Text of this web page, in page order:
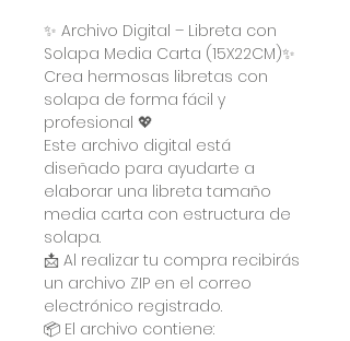
✨ Archivo Digital – Libreta con
Solapa Media Carta (15X22CM)✨
Crea hermosas libretas con
solapa de forma fácil y
profesional 💖
Este archivo digital está
diseñado para ayudarte a
elaborar una libreta tamaño
media carta con estructura de
solapa.
📩 Al realizar tu compra recibirás
un archivo ZIP en el correo
electrónico registrado.
📦 El archivo contiene: